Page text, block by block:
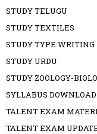
STUDY TELUGU
STUDY TEXTILES
STUDY TYPE WRITING
STUDY URDU
STUDY ZOOLOGY-
SYLLABUS DOWNLOAD
TALENT EXAM
TALENT EXAM